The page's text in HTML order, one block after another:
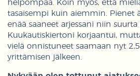
helpompaa. Koin myös, että
tasaisempi kuin aiemmin. Pienet
enää saaneet arjessani niin suurta
Kuukautiskiertoni korjaantui,
vielä onnistuneet saamaan nyt
yrittämisen jälkeen.